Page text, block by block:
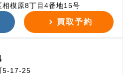
模原8丁目4番地15号
買取予約
5-17-25